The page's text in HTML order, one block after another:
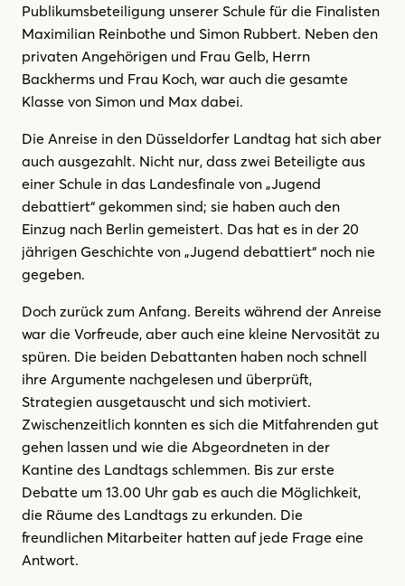
Publikumsbeteiligung unserer Schule für die Finalisten
Maximilian Reinbothe und Simon Rubbert. Neben den
privaten Angehörigen und Frau Gelb, Herrn
Backherms und Frau Koch, war auch die gesamte
Klasse von Simon und Max dabei.
Die Anreise in den Düsseldorfer Landtag hat sich aber
auch ausgezahlt. Nicht nur, dass zwei Beteiligte aus
einer Schule in das Landesfinale von „Jugend
debattiert“ gekommen sind; sie haben auch den
Einzug nach Berlin gemeistert. Das hat es in der 20
jährigen Geschichte von „Jugend debattiert“ noch nie
gegeben.
Doch zurück zum Anfang. Bereits während der Anreise
war die Vorfreude, aber auch eine kleine Nervosität zu
spüren. Die beiden Debattanten haben noch schnell
ihre Argumente nachgelesen und überprüft,
Strategien ausgetauscht und sich motiviert.
Zwischenzeitlich konnten es sich die Mitfahrenden gut
gehen lassen und wie die Abgeordneten in der
Kantine des Landtags schlemmen. Bis zur erste
Debatte um 13.00 Uhr gab es auch die Möglichkeit,
die Räume des Landtags zu erkunden. Die
freundlichen Mitarbeiter hatten auf jede Frage eine
Antwort.